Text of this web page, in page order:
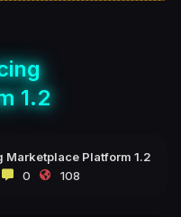
1.2
Platform 1.2
0 108